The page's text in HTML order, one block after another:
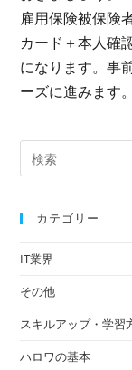
雇用保険被保険
カード＋本人確
になります。事
ーズに進みます。
カテゴリー
IT業界
その他
スキルアップ・学習
ハロワの基本